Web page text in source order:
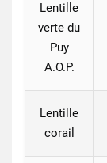
Lentille
verte du
Puy
A.O.P.
Lentille
corail